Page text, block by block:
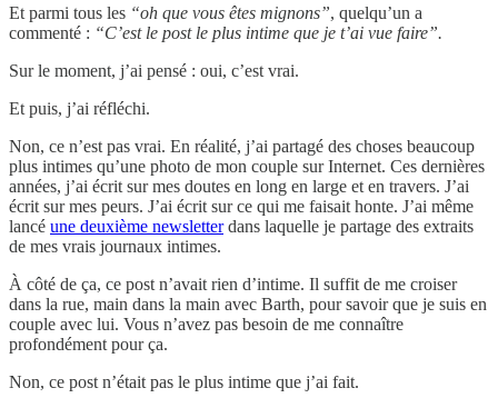
Et parmi tous les “oh que vous êtes mignons”, quelqu’un a
commenté : “C’est le post le plus intime que je t’ai vue faire”.
Sur le moment, j’ai pensé : oui, c’est vrai.
Et puis, j’ai réfléchi.
Non, ce n’est pas vrai. En réalité, j’ai partagé des choses beaucoup
plus intimes qu’une photo de mon couple sur Internet. Ces dernières
années, j’ai écrit sur mes doutes en long en large et en travers. J’ai
écrit sur mes peurs. J’ai écrit sur ce qui me faisait honte. J’ai même
lancé une deuxième newsletterdans laquelle je partage des extraits
de mes vrais journaux intimes.
À côté de ça, ce post n’avait rien d’intime. Il suffit de me croiser
dans la rue, main dans la main avec Barth, pour savoir que je suis en
couple avec lui. Vous n’avez pas besoin de me connaître
profondément pour ça.
Non, ce post n’était pas le plus intime que j’ai fait.